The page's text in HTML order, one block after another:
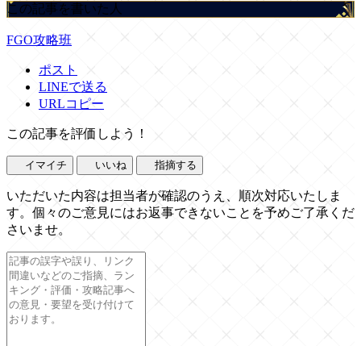
この記事を書いた人
FGO攻略班
ポスト
LINEで送る
URLコピー
この記事を評価しよう！
イマイチ いいね 指摘する
いただいた内容は担当者が確認のうえ、順次対応いたしま
す。個々のご意見にはお返事できないことを予めご了承くだ
さいませ。